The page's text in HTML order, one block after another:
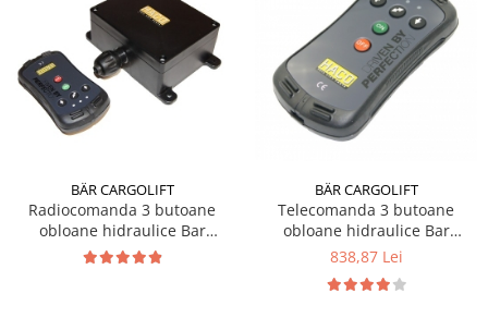
BÄR CARGOLIFT
Radiocomanda 3 butoane
obloane hidraulice Bar
Cargolift
BÄR CARGOLIFT
Telecomanda 3 butoane
obloane hidraulice Bar
Cargolift
838,87 Lei